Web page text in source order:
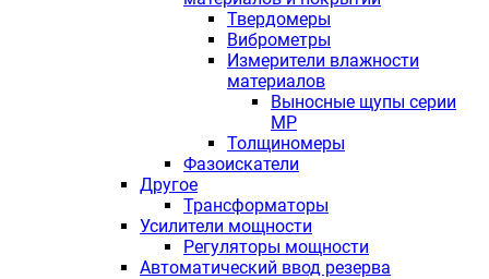
Твердомеры
Виброметры
Измерители влажности
материалов
Выносные щупы серии
МР
Толщиномеры
Фазоискатели
Другое
Трансформаторы
Усилители мощности
Регуляторы мощности
Автоматический ввод резерва